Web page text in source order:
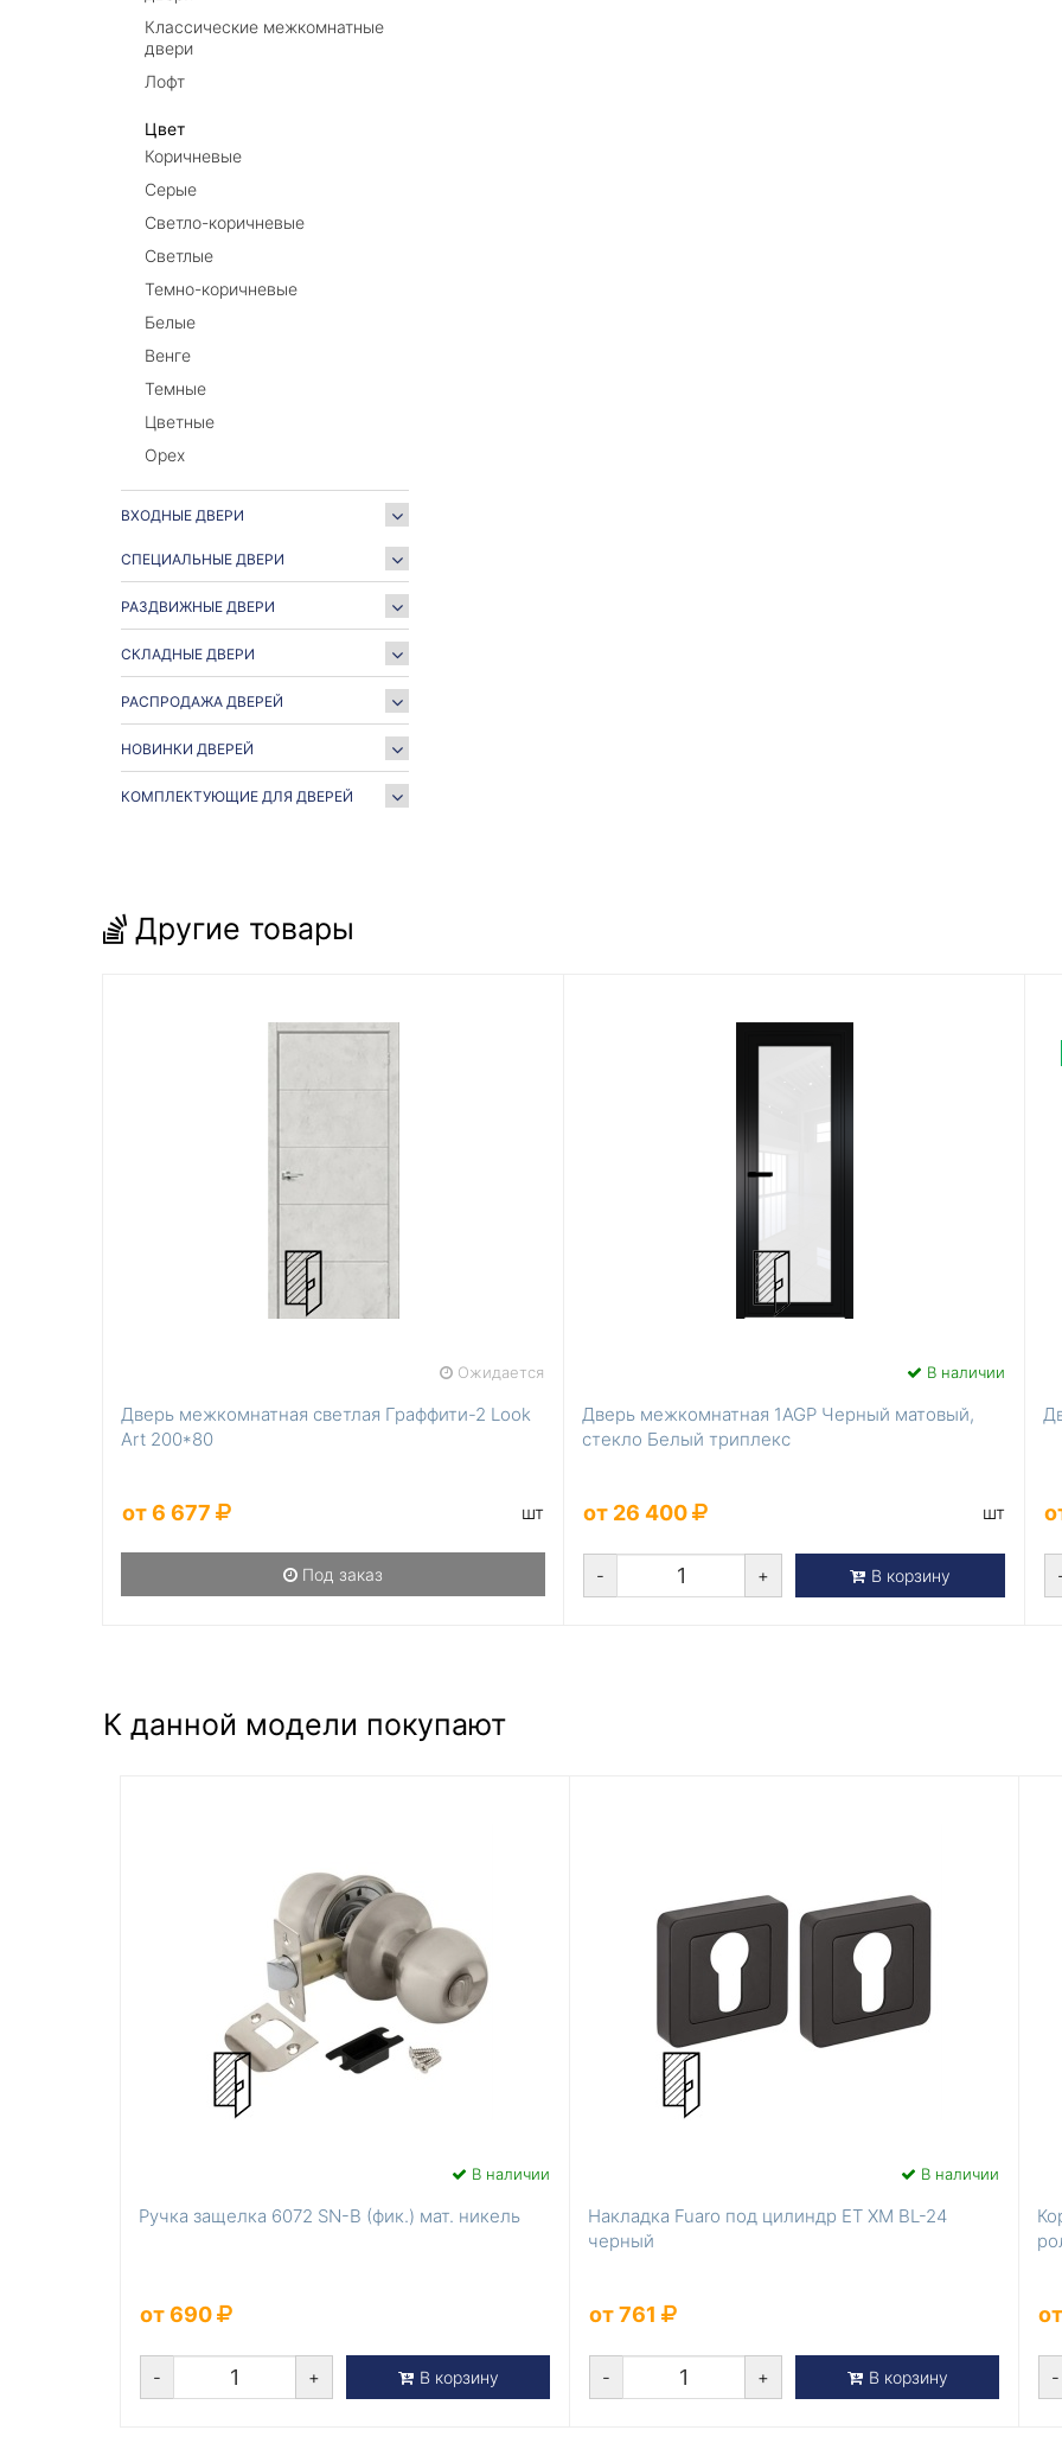
Классические межкомнатные
двери
Лофт
Цвет
Коричневые
Серые
Светло-коричневые
Светлые
Темно-коричневые
Белые
Венге
Темные
Цветные
Орех
ВХОДНЫЕ ДВЕРИ
СПЕЦИАЛЬНЫЕ ДВЕРИ
РАЗДВИЖНЫЕ ДВЕРИ
СКЛАДНЫЕ ДВЕРИ
РАСПРОДАЖА ДВЕРЕЙ
НОВИНКИ ДВЕРЕЙ
КОМПЛЕКТУЮЩИЕ ДЛЯ ДВЕРЕЙ
Другие товары
Ожидается
Дверь межкомнатная светлая Граффити-2 Look
Art 200*80
от 6 677 шт
Под заказ
В наличии
Дверь межкомнатная 1AGP Черный матовый,
стекло Белый триплекс
от 26 400 шт
- + В корзину
К данной модели покупают
В наличии
Ручка защелка 6072 SN-B (фик.) мат. никель
от 690
- + В корзину
В наличии
Накладка Fuaro под цилиндр ET XM BL-24
черный
от 761
- + В корзину -